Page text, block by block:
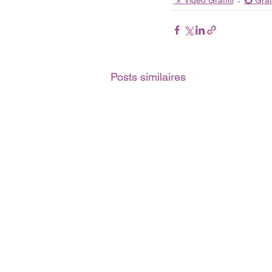
Posts similaires